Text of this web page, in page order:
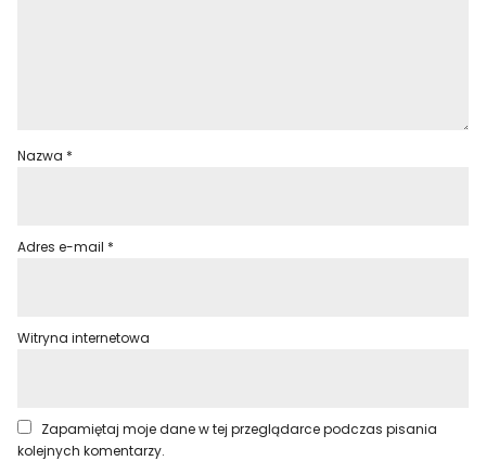
Nazwa *
Adres e-mail *
Witryna internetowa
Zapamiętaj moje dane w tej przeglądarce podczas pisania
kolejnych komentarzy.